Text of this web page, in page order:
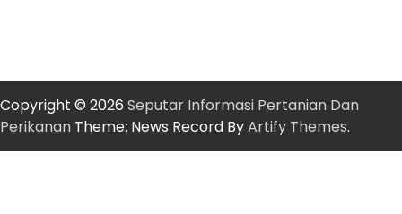
Copyright © 2026 Seputar Informasi Pertanian Dan
Perikanan Theme: News Record ByArtify Themes.